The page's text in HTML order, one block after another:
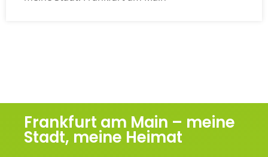
Frankfurt am Main – meine
Stadt, meine Heimat